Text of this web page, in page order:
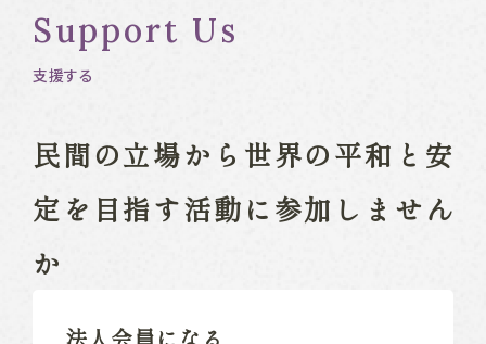
Support Us
支援する
民間の立場から 世界の平和と安
定を目指す活動に参加しません
か